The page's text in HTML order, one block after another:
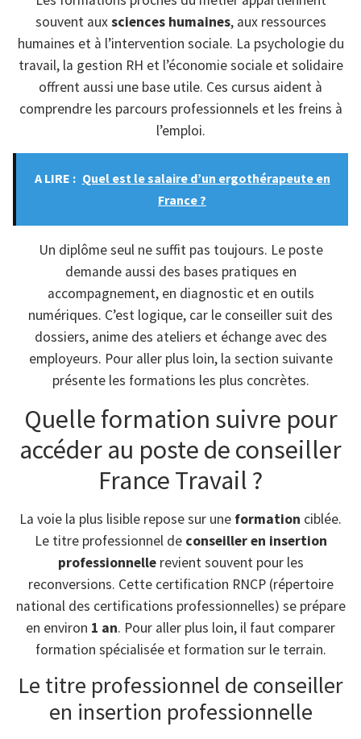
souvent auxsciences humaines, aux ressources
humaines et à l’intervention sociale. La psychologie du
travail, la gestion RH et l’économie sociale et solidaire
offrent aussi une base utile. Ces cursus aident à
comprendre les parcours professionnels et les freins à
l’emploi.
A LIRE : Quel est le salaire d’un ergothérapeute en
France ?
Un diplôme seul ne suffit pas toujours. Le poste
demande aussi des bases pratiques en
accompagnement, en diagnostic et en outils
numériques. C’est logique, car le conseiller suit des
dossiers, anime des ateliers et échange avec des
employeurs. Pour aller plus loin, la section suivante
présente les formations les plus concrètes.
Quelle formation suivre pour
accéder au poste de conseiller
France Travail ?
La voie la plus lisible repose sur une formation ciblée.
Le titre professionnel de conseiller en insertion
professionnellerevient souvent pour les
reconversions. Cette certification RNCP (répertoire
national des certifications professionnelles) se prépare
en environ 1 an. Pour aller plus loin, il faut comparer
formation spécialisée et formation sur le terrain.
Le titre professionnel de conseiller
en insertion professionnelle